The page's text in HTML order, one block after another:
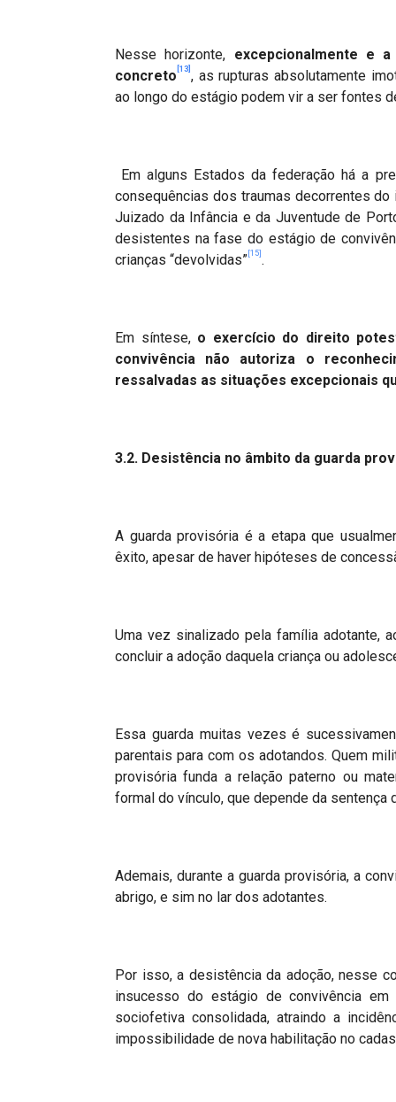
Nesse horizonte, excepcionalmente e
concreto [13] , as rupturas absolutamente
ao longo do estágio podem vir a ser fontes
Em alguns Estados da federação há a
consequências dos traumas decorrentes
Juizado da Infância e da Juventude de
desistentes na fase do estágio de
crianças “devolvidas” [15] .
Em síntese, o exercício do direito
convivência não autoriza o
ressalvadas as situações excepcionais
3.2. Desistência no âmbito da guarda
A guarda provisória é a etapa que
êxito, apesar de haver hipóteses de
Uma vez sinalizado pela família adotante,
concluir a adoção daquela criança ou
Essa guarda muitas vezes é
parentais para com os adotandos. Quem
provisória funda a relação paterno ou
formal do vínculo, que depende da sentença
Ademais, durante a guarda provisória, a
abrigo, e sim no lar dos adotantes.
Por isso, a desistência da adoção, nesse
insucesso do estágio de convivência
sociofetiva consolidada, atraindo a
impossibilidade de nova habilitação no